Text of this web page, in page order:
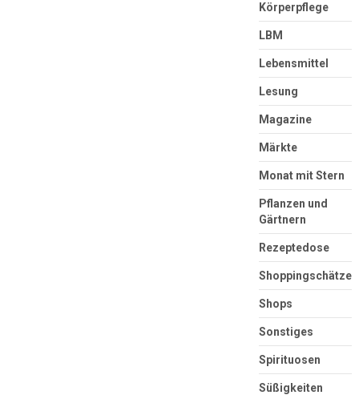
Körperpflege
LBM
Lebensmittel
Lesung
Magazine
Märkte
Monat mit Stern
Pflanzen und
Gärtnern
Rezeptedose
Shoppingschätze
Shops
Sonstiges
Spirituosen
Süßigkeiten